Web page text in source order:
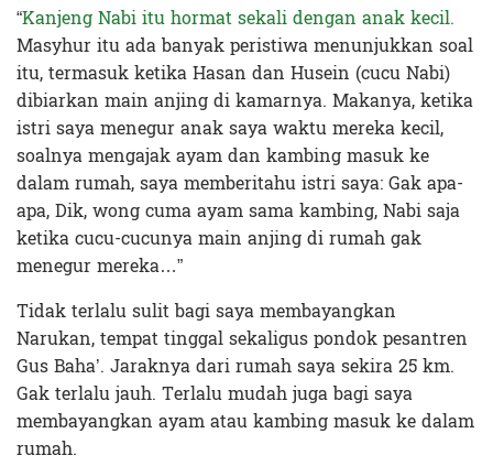
“Kanjeng Nabi itu hormat sekali dengan anak kecil.
Masyhur itu ada banyak peristiwa menunjukkan soal
itu, termasuk ketika Hasan dan Husein (cucu Nabi)
dibiarkan main anjing di kamarnya. Makanya, ketika
istri saya menegur anak saya waktu mereka kecil,
soalnya mengajak ayam dan kambing masuk ke
dalam rumah, saya memberitahu istri saya: Gak apa-
apa, Dik, wong cuma ayam sama kambing, Nabi saja
ketika cucu-cucunya main anjing di rumah gak
menegur mereka…”
Tidak terlalu sulit bagi saya membayangkan
Narukan, tempat tinggal sekaligus pondok pesantren
Gus Baha’. Jaraknya dari rumah saya sekira 25 km.
Gak terlalu jauh. Terlalu mudah juga bagi saya
membayangkan ayam atau kambing masuk ke dalam
rumah.